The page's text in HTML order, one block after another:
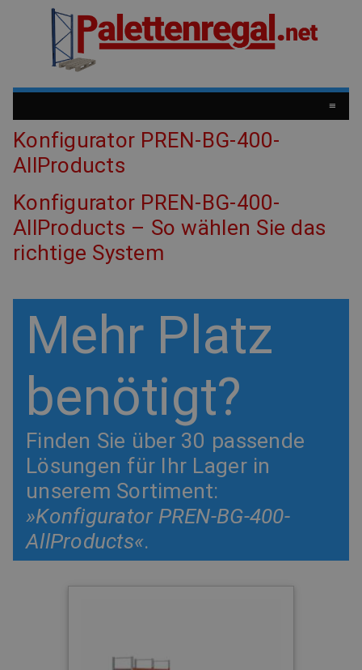
≡
Konfigurator PREN-BG-400-
AllProducts
Konfigurator PREN-BG-400-
AllProducts – So wählen Sie das
richtige System
Mehr Platz
benötigt?
Finden Sie über 30 passende
Lösungen für Ihr Lager in
unserem Sortiment:
»Konfigurator PREN-BG-400-
AllProducts«.